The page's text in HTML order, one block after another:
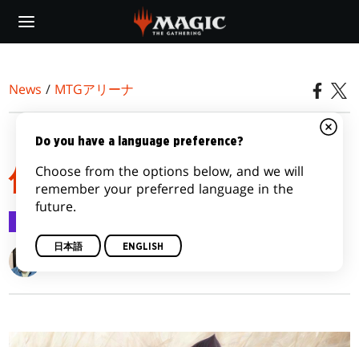
main
News / MTGアリーナ
「パワー・キューブ」開
催のお知らせ！
Dave Finseth
Do you have a language preference?
Choose from the options below, and we will
remember your preferred language in the
future.
日本語 ENGLISH